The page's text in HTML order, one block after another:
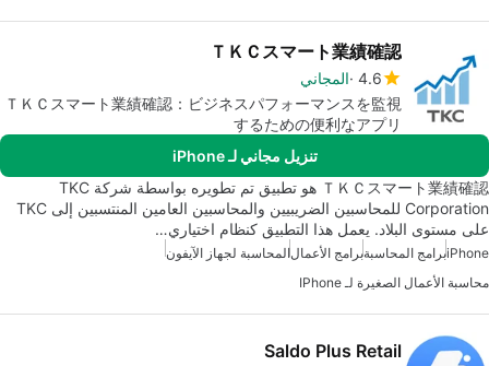
ＴＫＣスマート業績確認
4.6 المجاني
ＴＫＣスマート業績確認：ビジネスパフォーマンスを監視
するための便利なアプリ
تنزيل مجاني لـ iPhone
ＴＫＣスマート業績確認 هو تطبيق تم تطويره بواسطة شركة TKC
Corporation للمحاسبين الضريبيين والمحاسبين العامين المنتسبين إلى TKC
على مستوى البلاد. يعمل هذا التطبيق كنظام اختياري…
iPhoneبرامج المحاسبةبرامج الأعمالالمحاسبة لجهاز الآيفون
محاسبة الأعمال الصغيرة لـ IPhone
Saldo Plus Retail